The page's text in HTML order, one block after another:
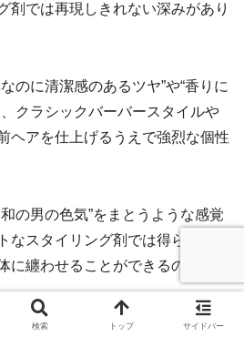
剤では再現しきれない深みがあり
のに清潔感のあるツヤ”や“香りに
クラシックバーバースタイルや
ヘアを仕上げるうえで強烈な個性
の男の色気”をまとうような感覚
なスタイリング剤では得られない
に纏わせることができるのです。
検索 トップ サイドバー